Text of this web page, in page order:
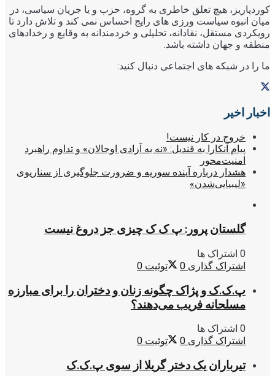
کوردپاریز، هیچ تعلق خاطری به گروه، حزب و یا جریان سیاسی، در
میان انبوه سیاست ورزی های رایج احساس نمی کند و تلاش دارد تا
رویکردی مستقل، نقادانه، تحلیلی و خردمندانه به وقایع و رخدادهای
منطقه و جهان داشته باشد.
ما را در شبکه های اجتماعی دنبال کنید:
اخبار اخیر
خروج در کار نیست!
پیام آنکارا به قندیل: «نه به آزادی اوجالان» و تداوم راهبرد
امنیت‌محور
هشدار درباره آینده سوریه و ضرورت جلوگیری از سناریوی
«لیبیایی‌شدن»
گلستان پرور: پ ک ک چیزی جز دروغ نیست
0 اشتراک ها
اشتراک گذاری 0 توئیت 0
پ.ک.ک و پژاک چگونه زنان و دختران را برای مبارزه
مسلحانه فریب می‌دهند؟
0 اشتراک ها
اشتراک گذاری 0 توئیت 0
تیرباران یک دختر گریلا از سوی پ.ک.ک